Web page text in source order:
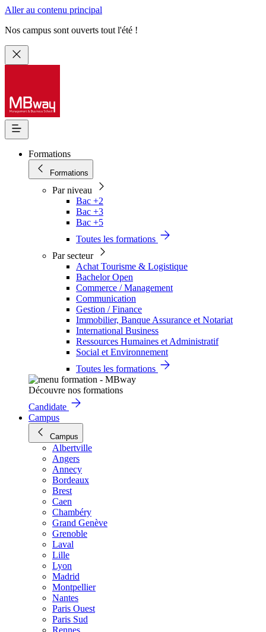
Aller au contenu principal
Nos campus sont ouverts tout l'été !
Formations
Formations
Par niveau
Bac +2
Bac +3
Bac +5
Toutes les formations
Par secteur
Achat Tourisme & Logistique
Bachelor Open
Commerce / Management
Communication
Gestion / Finance
Immobilier, Banque Assurance et Notariat
International Business
Ressources Humaines et Administratif
Social et Environnement
Toutes les formations
Découvre nos formations
Candidate
Campus
Campus
Albertville
Angers
Annecy
Bordeaux
Brest
Caen
Chambéry
Grand Genève
Grenoble
Laval
Lille
Lyon
Madrid
Montpellier
Nantes
Paris Ouest
Paris Sud
Rennes